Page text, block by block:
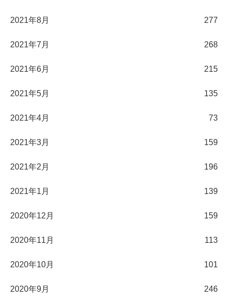
2021年8月 277
2021年7月 268
2021年6月 215
2021年5月 135
2021年4月 73
2021年3月 159
2021年2月 196
2021年1月 139
2020年12月 159
2020年11月 113
2020年10月 101
2020年9月 246